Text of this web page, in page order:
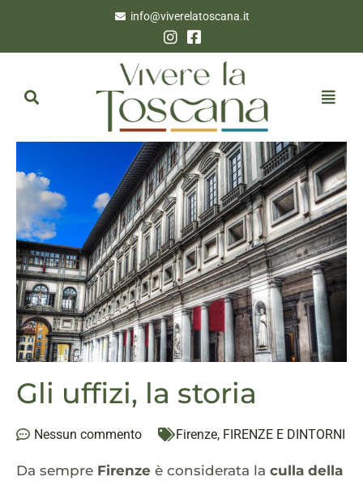
info@viverelatoscana.it
Gli uffizi, la storia
Nessun commento Firenze, FIRENZE E DINTORNI
Da sempre Firenze è considerata la culla della